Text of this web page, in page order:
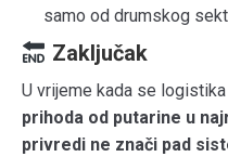
samo od drumskog
Zaključak
U vrijeme kada se
prihoda od putarine u
privredi ne znači pad